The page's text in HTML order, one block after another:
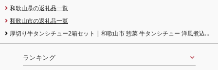
和歌山県の返礼品一覧
和歌山市の返礼品一覧
厚切り牛タンシチュー2箱セット | 和歌山市 惣菜 牛タンシチュー 洋風煮込み
ランキング